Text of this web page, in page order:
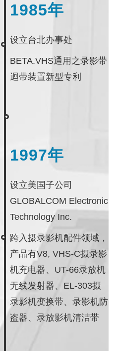
1985年
设立台北办事处
BETA.VHS通用之录影带
迴带装置新型专利
1997年
设立美国子公司
GLOBALCOM Electronic
Technology Inc.
跨入摄录影机配件领域，
产品有V8, VHS-C摄录影
机充电器、UT-66录放机
无线发射器、EL-303摄
录影机变换带、录影机防
盗器、录放影机清洁带